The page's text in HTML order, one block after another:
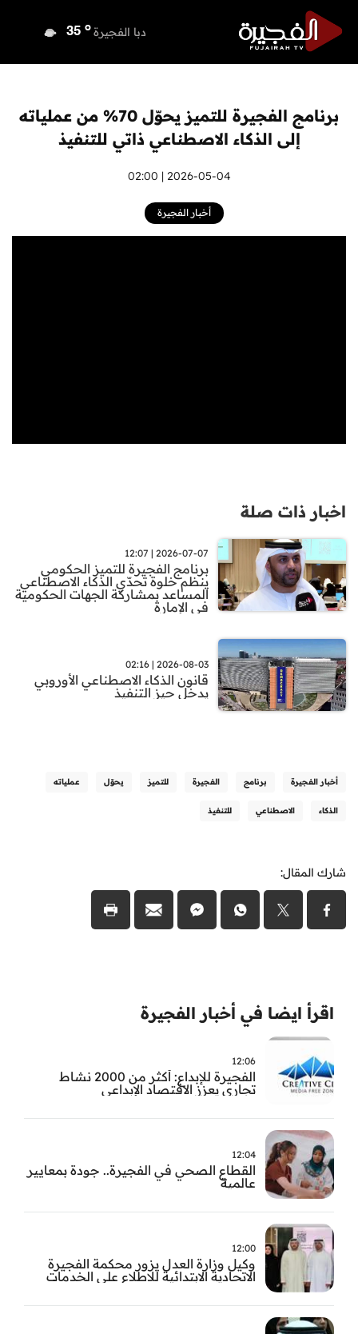
دبا الفجيرة 35 o
أم القيوين 34 o
راس الخيمة 33 o
الفجيرة
برنامج الفجيرة للتميز يحوّل 70% من عملياته
إلى الذكاء الاصطناعي ذاتي للتنفيذ
2026-05-04 | 02:00
أخبار الفجيرة
اخبار ذات صلة
2026-07-07 | 12:07
برنامج الفجيرة للتميز الحكومي
ينظم خلوة تحدّي الذكاء الاصطناعي
المساعد بمشاركة الجهات الحكومية
في الإمارة
2026-08-03 | 02:16
قانون الذكاء الاصطناعي الأوروبي
يدخل حيز التنفيذ
أخبار الفجيرة برنامج الفجيرة للتميز يحوّل عملياته
الذكاء الاصطناعي للتنفيذ
شارك المقال:
اقرأ ايضا في أخبار الفجيرة
12:06
الفجيرة للإبداع: أكثر من 2000 نشاط
تجاري يعزز الاقتصاد الإبداعي
12:04
القطاع الصحي في الفجيرة.. جودة بمعايير
عالمية
12:00
وكيل وزارة العدل يزور محكمة الفجيرة
الاتحادية الابتدائية للاطلاع على الخدمات